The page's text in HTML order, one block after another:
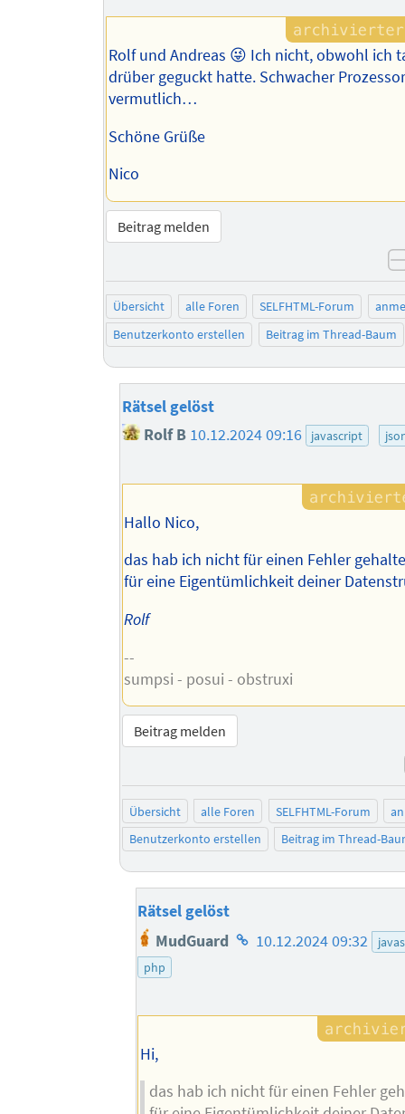
Rolf und Andreas 😜 Ich nicht, obwohl ich
drüber geguckt hatte. Schwacher Prozessor
vermutlich…
Schöne Grüße
Nico
Beitrag melden
Übersicht alle Foren SELFHTML-Forum
Benutzerkonto erstellen
Beitrag im Thread-Baum
Rätsel gelöst
Rolf B 10.12.2024 09:16 javascript
Hallo Nico,
das hab ich nicht für einen Fehler
für eine Eigentümlichkeit deiner
Rolf
--
sumpsi - posui - obstruxi
Beitrag melden
Übersicht alle Foren SELFHTML-Forum
Benutzerkonto erstellen
Beitrag im Thread-
Rätsel gelöst
MudGuard Homepage
10.12.2024 09:32
php
Hi,
das hab ich nicht für einen Fehler